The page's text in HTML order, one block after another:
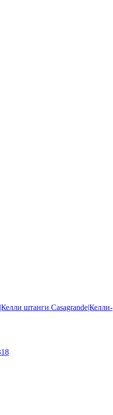
штанги Casagrande|Келли-